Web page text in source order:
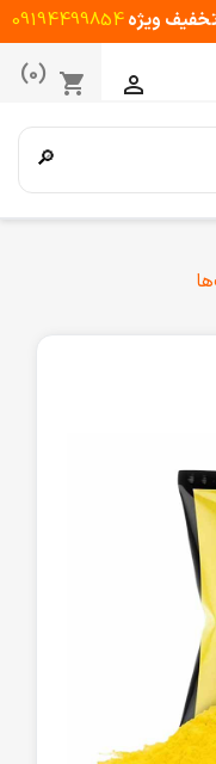
ویژه09194499854
shopping_cart
(0) 
🔎